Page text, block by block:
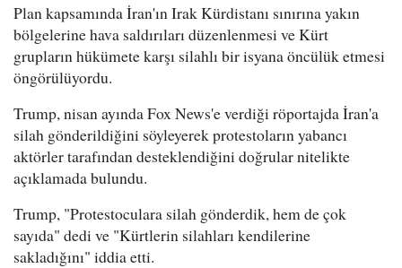
Plan kapsamında İran'ın Irak Kürdistanı sınırına yakın
bölgelerine hava saldırıları düzenlenmesi ve Kürt
grupların hükümete karşı silahlı bir isyana öncülük etmesi
öngörülüyordu.
Trump, nisan ayında Fox News'e verdiği röportajda İran'a
silah gönderildiğini söyleyerek protestoların yabancı
aktörler tarafından desteklendiğini doğrular nitelikte
açıklamada bulundu.
Trump, "Protestoculara silah gönderdik, hem de çok
sayıda" dedi ve "Kürtlerin silahları kendilerine
sakladığını" iddia etti.